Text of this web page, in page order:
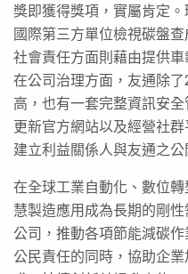
獎即獲得獎項，實屬肯定
國際第三方單位檢視碳盤
社會責任方面則藉由提供
在公司治理方面，友通除
高，也有一套完整資訊安
更新官方網站以及經營社
建立利益關係人與友通之
在全球工業自動化、數位
慧製造應用成為長期的剛
公司，推動各項節能減碳
公民責任的同時，協助企